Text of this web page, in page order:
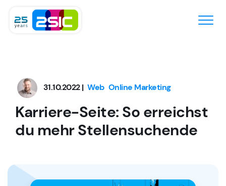
31.10.2022 | Web Online Marketing
Karriere-Seite: So erreichst
du mehr Stellensuchende